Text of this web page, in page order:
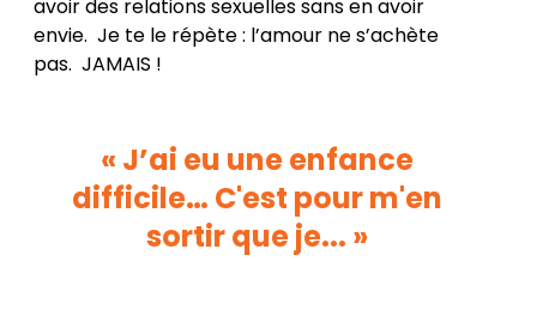
avoir des relations sexuelles sans en avoir
envie. Je te le répète : l’amour ne s’achète
pas. JAMAIS !
« J’ai eu une enfance
difficile… C'est pour m'en
sortir que je... »